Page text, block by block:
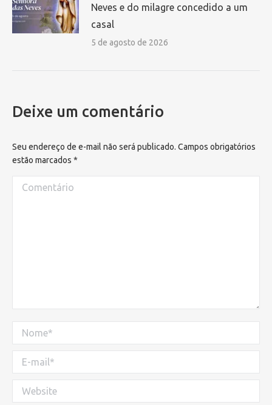
Neves e do milagre concedido a um
casal
5 de agosto de 2026
Deixe um comentário
Seu endereço de e-mail não será publicado. Campos obrigatórios
estão marcados *
Comentário
Nome *
E-mail *
Website